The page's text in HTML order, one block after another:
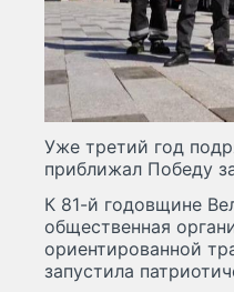
Уже третий год
приближал Победу
К 81-й годовщине
общественная
ориентированной
запустила